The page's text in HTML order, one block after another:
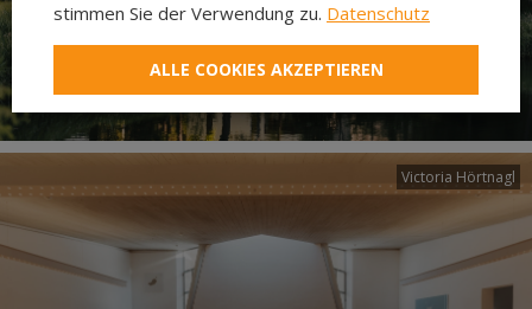
Victoria Hörtnagl
stimmen Sie der Verwendung zu. Datenschutz
ALLE COOKIES AKZEPTIEREN